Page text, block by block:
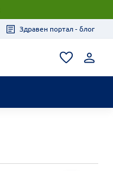
Здравен портал - блог